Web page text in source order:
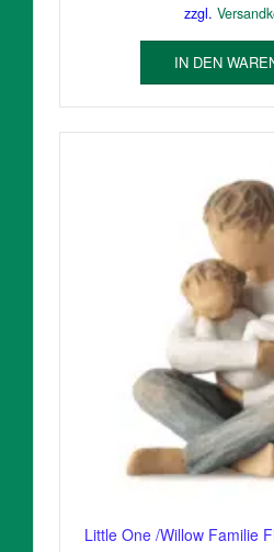
war:
zzgl.
IN DEN
Little One /Willow Familie